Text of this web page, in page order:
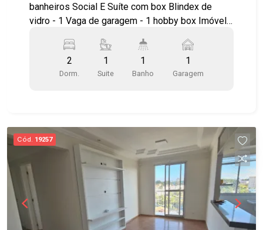
banheiros Social E Suíte com box Blindex de
vidro - 1 Vaga de garagem - 1 hobby box Imóvel
sacada - Sacada com piso frio - Cozinha ampla
com gabinete e piso frio - Quartos com piso
laminado Condomínio novo e completo em lazer:
Quadras - Academia completa - Delivery space -
Drone point delivery System - sistema de
atenuação sonora - Uber point - Car Wash -
Electric Park para carro elétrico Ótima localização
na Vila Industrial, próximo ao Supermercado
Atacadão, Havan, diversos comércios e serviços
que facilitam o dia a dia. A região Leste conta
2
Dorm.
1
Suite
1
Banho
1
Garagem
Cód. 19257